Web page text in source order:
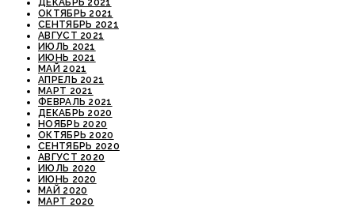
ДЕКАБРЬ 2021
ОКТЯБРЬ 2021
СЕНТЯБРЬ 2021
АВГУСТ 2021
ИЮЛЬ 2021
ИЮНЬ 2021
МАЙ 2021
АПРЕЛЬ 2021
МАРТ 2021
ФЕВРАЛЬ 2021
ДЕКАБРЬ 2020
НОЯБРЬ 2020
ОКТЯБРЬ 2020
СЕНТЯБРЬ 2020
АВГУСТ 2020
ИЮЛЬ 2020
ИЮНЬ 2020
МАЙ 2020
МАРТ 2020